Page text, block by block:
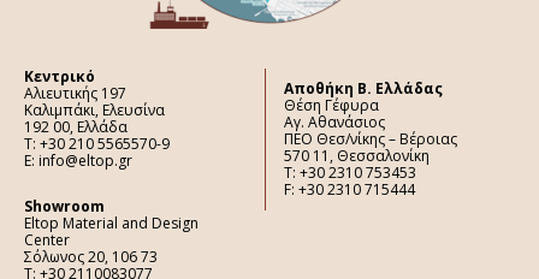
Κεντρικό
Αλιευτικής 197
Καλιμπάκι, Ελευσίνα
192 00, Ελλάδα
Τ: +30 210 5565570-9
E: info@eltop.gr
Showroom
Eltop Material and Design
Center
Σόλωνος 20, 106 73
Τ: +30 2110083077
Aποθήκη Β. Ελλάδας
Θέση Γέφυρα
Αγ. Αθανάσιος
ΠΕΟ Θεσ/νίκης – Βέροιας
570 11, Θεσσαλονίκη
Τ: +30 2310 753453
F: +30 2310 715444